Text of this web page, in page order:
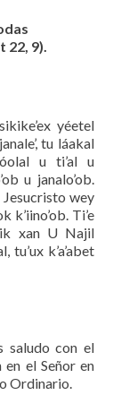
9).
yéetel
tu láakal
u ti’al u
u janalo’ob.
Jesucristo wey
k’iino’ob. Ti’e
xan U Najil
k’a’abet
saludo con el
el Señor en
Ordinario.